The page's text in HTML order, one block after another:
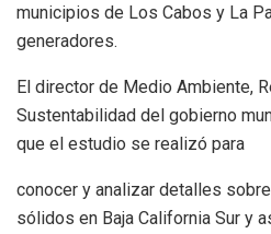
municipios de Los Cabos y La
generadores.
El director de Medio Ambiente,
Sustentabilidad del gobierno
que el estudio se realizó para
conocer y analizar detalles
sólidos en Baja California Sur y